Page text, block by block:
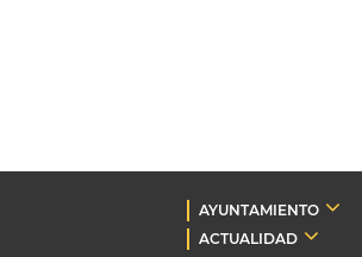
AYUNTAMIENTO
ACTUALIDAD